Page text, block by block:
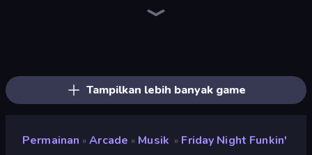
Tampilkan lebih banyak game
Permainan » Arcade » Musik » Friday Night Funkin'